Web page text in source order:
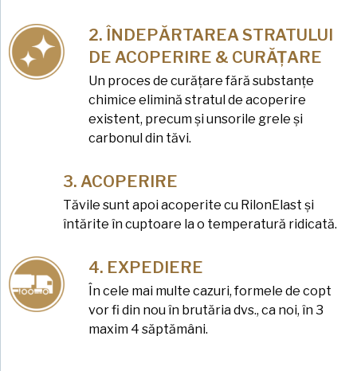
ÎNDEPĂRTAREA STRATULUI
DE ACOPERIRE & CURĂȚARE
Un proces de curățare fără substanțe
chimice elimină stratul de acoperire
existent, precum și unsorile grele și
carbonul din tăvi.
ACOPERIRE
Tăvile sunt apoi acoperite cu RilonElast și
întărite în cuptoare la o temperatură ridicată.
EXPEDIERE
În cele mai multe cazuri, formele de copt
vor fi din nou în brutăria dvs., ca noi, în 3
maxim 4 săptămâni.